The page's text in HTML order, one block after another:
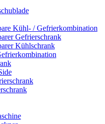
Kühl- / Gefrierkombination
Gefrierschrank
Kühlschrank